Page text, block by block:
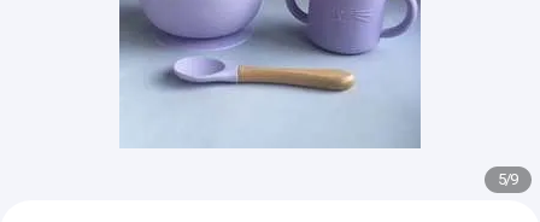
5/9